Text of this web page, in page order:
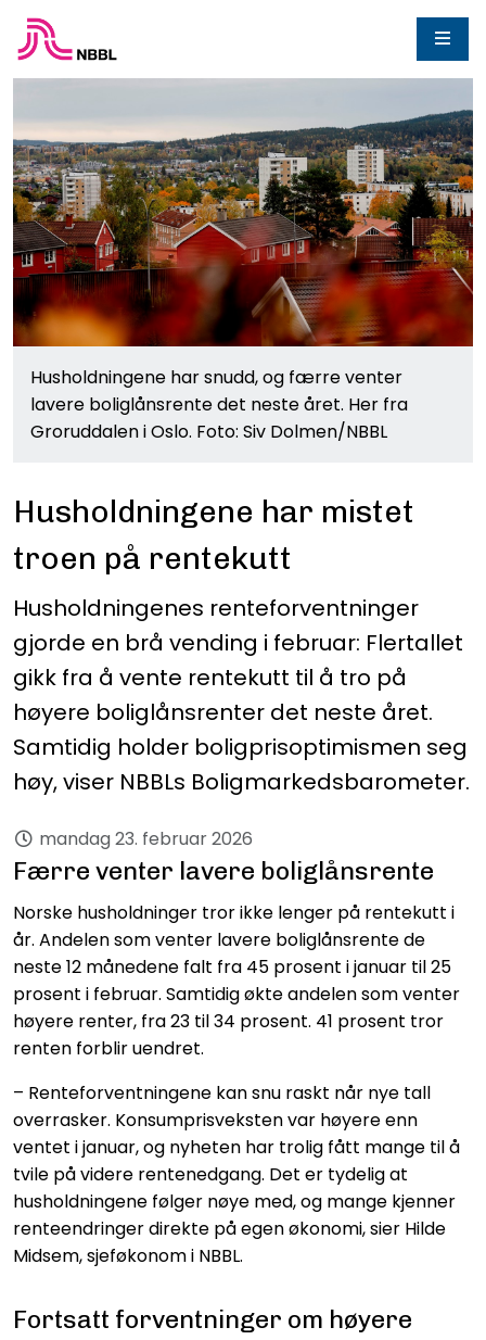
Husholdningene har snudd, og færre venter
lavere boliglånsrente det neste året. Her fra
Groruddalen i Oslo. Foto: Siv Dolmen/NBBL
Husholdningene har mistet
troen på rentekutt
Husholdningenes renteforventninger
gjorde en brå vending i februar: Flertallet
gikk fra å vente rentekutt til å tro på
høyere boliglånsrenter det neste året.
Samtidig holder boligprisoptimismen seg
høy, viser NBBLs Boligmarkedsbarometer.
mandag 23. februar 2026
Færre venter lavere boliglånsrente
Norske husholdninger tror ikke lenger på rentekutt i
år. Andelen som venter lavere boliglånsrente de
neste 12 månedene falt fra 45 prosent i januar til 25
prosent i februar. Samtidig økte andelen som venter
høyere renter, fra 23 til 34 prosent. 41 prosent tror
renten forblir uendret.
– Renteforventningene kan snu raskt når nye tall
overrasker. Konsumprisveksten var høyere enn
ventet i januar, og nyheten har trolig fått mange til å
tvile på videre rentenedgang. Det er tydelig at
husholdningene følger nøye med, og mange kjenner
renteendringer direkte på egen økonomi, sier Hilde
Midsem, sjeføkonom i NBBL.
Fortsatt forventninger om høyere